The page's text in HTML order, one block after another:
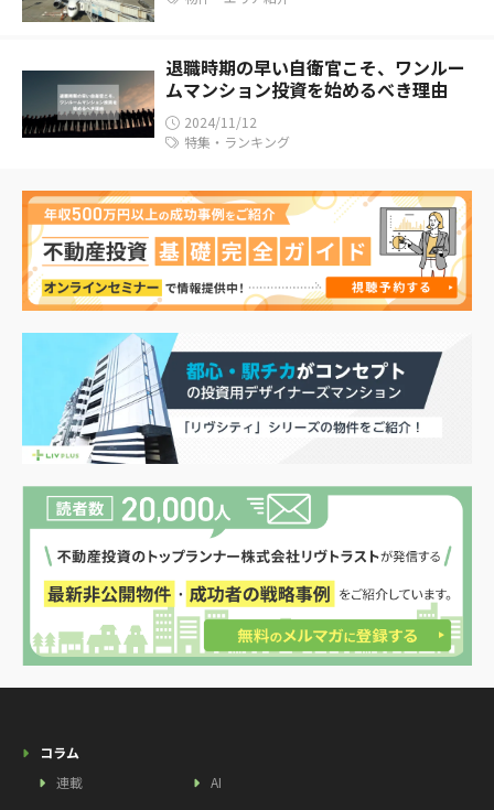
退職時期の早い自衛官こそ、ワンルー
ムマンション投資を始めるべき理由
2024/11/12
特集・ランキング
コラム
連載
AI